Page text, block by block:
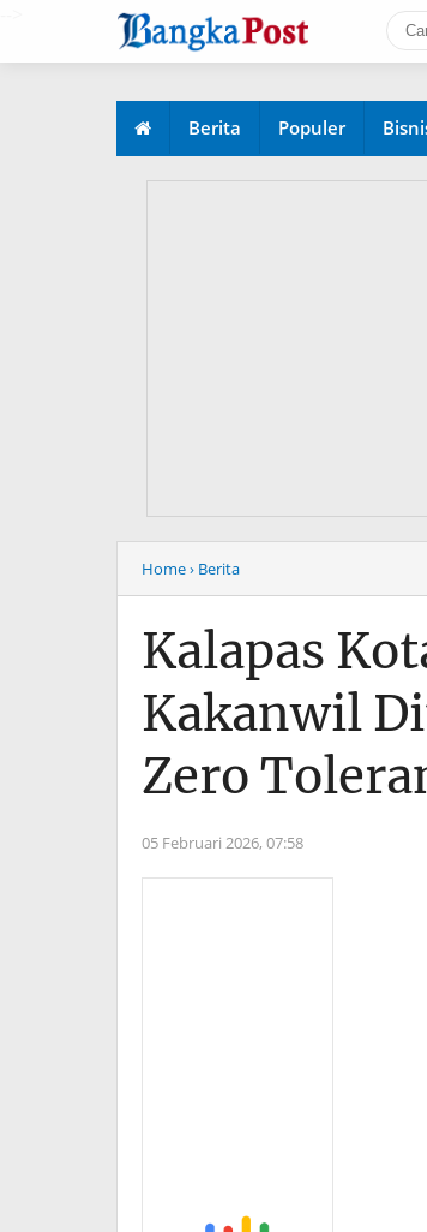
Berita Populer
Home› Berita
Kalapas
Kakanwil
Zero
05 Februari 2026, 07:58